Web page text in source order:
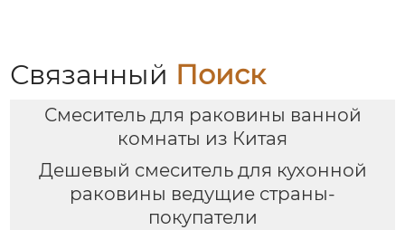
Связанный Поиск
Смеситель для раковины ванной
комнаты из Китая
Дешевый смеситель для кухонной
раковины ведущие страны-
покупатели